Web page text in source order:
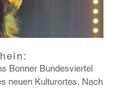
Bonner Bundes­viertel
neuen Kulturortes. Nach